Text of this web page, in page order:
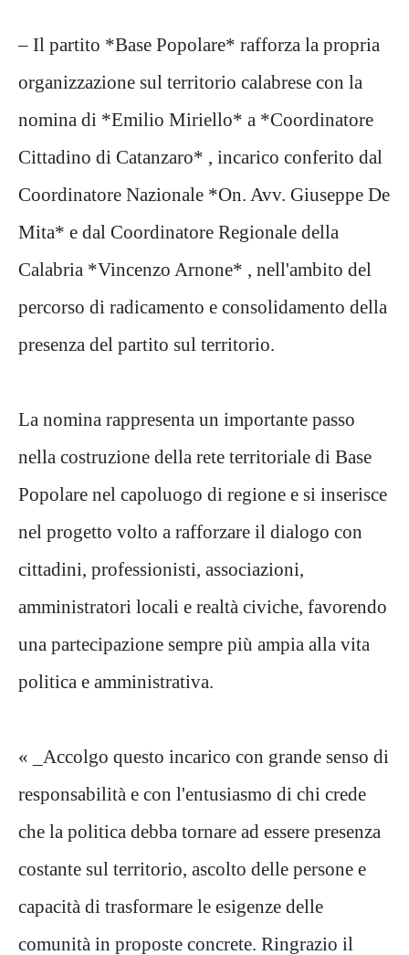
– Il partito *Base Popolare* rafforza la propria
organizzazione sul territorio calabrese con la
nomina di *Emilio Miriello* a *Coordinatore
Cittadino di Catanzaro* , incarico conferito dal
Coordinatore Nazionale *On. Avv. Giuseppe De
Mita* e dal Coordinatore Regionale della
Calabria *Vincenzo Arnone* , nell'ambito del
percorso di radicamento e consolidamento della
presenza del partito sul territorio.
La nomina rappresenta un importante passo
nella costruzione della rete territoriale di Base
Popolare nel capoluogo di regione e si inserisce
nel progetto volto a rafforzare il dialogo con
cittadini, professionisti, associazioni,
amministratori locali e realtà civiche, favorendo
una partecipazione sempre più ampia alla vita
politica e amministrativa.
« _Accolgo questo incarico con grande senso di
responsabilità e con l'entusiasmo di chi crede
che la politica debba tornare ad essere presenza
costante sul territorio, ascolto delle persone e
capacità di trasformare le esigenze delle
comunità in proposte concrete. Ringrazio il